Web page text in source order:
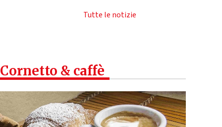
Tutte le notizie
Cornetto & caffè